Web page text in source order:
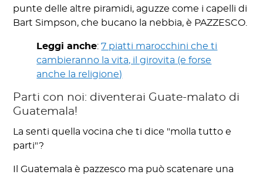
punte delle altre piramidi, aguzze come i capelli di
Bart Simpson, che bucano la nebbia, è PAZZESCO.
Leggi anche:7 piatti marocchini che ti
cambieranno la vita, il girovita (e forse
anche la religione)
Parti con noi: diventerai Guate-malato di
Guatemala!
La senti quella vocina che ti dice "molla tutto e
parti"?
Il Guatemala è pazzesco ma può scatenare una